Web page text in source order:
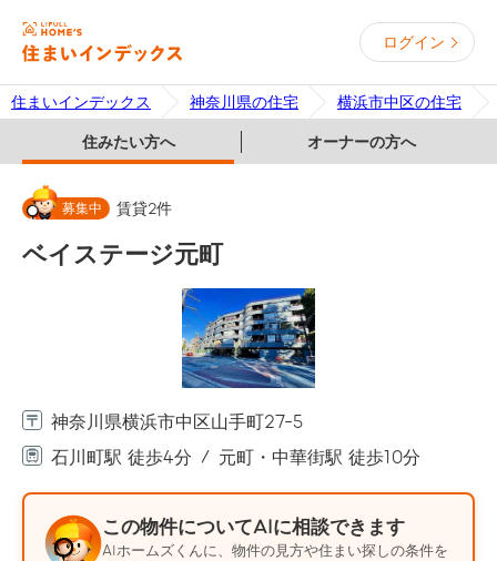
ログイン
住まいインデックス 神奈川県の住宅 横浜市中区の住宅
住みたい方へ オーナーの方へ
募集中 賃貸2件
ベイステージ元町
神奈川県横浜市中区山手町27-5
石川町駅 徒歩4分
元町・中華街駅 徒歩10分
この物件についてAIに相談できます
AIホームズくんに、物件の見方や住まい探しの条件を